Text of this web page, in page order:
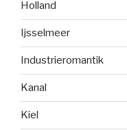
Holland
Ijsselmeer
Industrieromantik
Kanal
Kiel